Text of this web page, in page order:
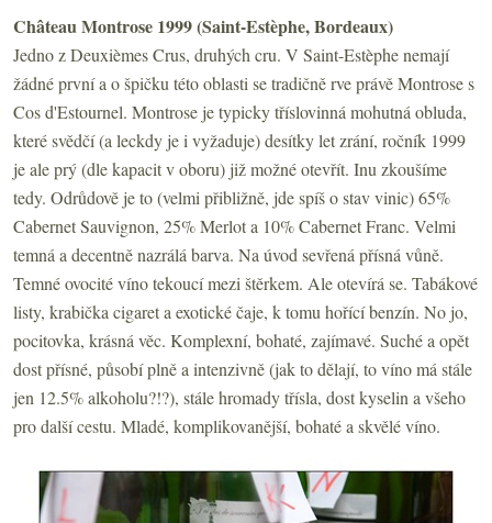
Château Montrose 1999 (Saint-Estèphe, Bordeaux)
Jedno z Deuxièmes Crus, druhých cru. V Saint-Estèphe nemají
žádné první a o špičku této oblasti se tradičně rve právě Montrose s
Cos d'Estournel. Montrose je typicky tříslovinná mohutná obluda,
které svědčí (a leckdy je i vyžaduje) desítky let zrání, ročník 1999
je ale prý (dle kapacit v oboru) již možné otevřít. Inu zkoušíme
tedy. Odrůdově je to (velmi přibližně, jde spíš o stav vinic) 65%
Cabernet Sauvignon, 25% Merlot a 10% Cabernet Franc. Velmi
temná a decentně nazrálá barva. Na úvod sevřená přísná vůně.
Temné ovocité víno tekoucí mezi štěrkem. Ale otevírá se. Tabákové
listy, krabička cigaret a exotické čaje, k tomu hořící benzín. No jo,
pocitovka, krásná věc. Komplexní, bohaté, zajímavé. Suché a opět
dost přísné, působí plně a intenzivně (jak to dělají, to víno má stále
jen 12.5% alkoholu?!?), stále hromady třísla, dost kyselin a všeho
pro další cestu. Mladé, komplikovanější, bohaté a skvělé víno.